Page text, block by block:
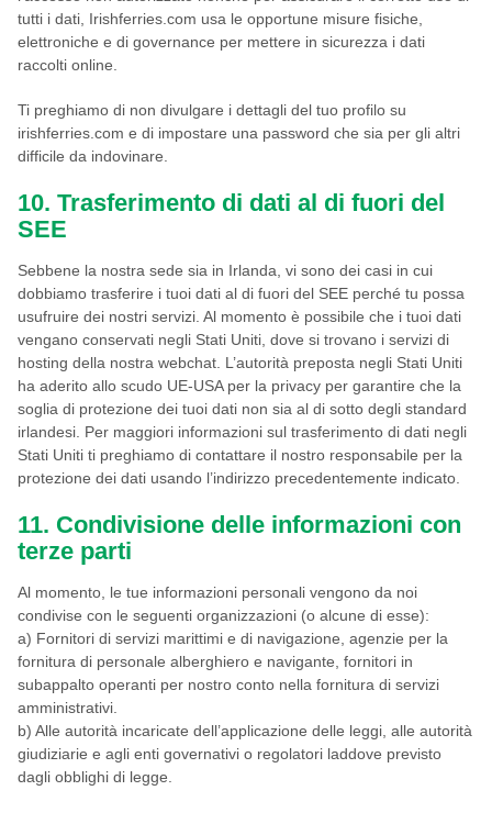
tutti i dati, Irishferries.com usa le opportune misure fisiche,
elettroniche e di governance per mettere in sicurezza i dati
raccolti online.
Ti preghiamo di non divulgare i dettagli del tuo profilo su
irishferries.com e di impostare una password che sia per gli altri
difficile da indovinare.
10. Trasferimento di dati al di fuori del
SEE
Sebbene la nostra sede sia in Irlanda, vi sono dei casi in cui
dobbiamo trasferire i tuoi dati al di fuori del SEE perché tu possa
usufruire dei nostri servizi. Al momento è possibile che i tuoi dati
vengano conservati negli Stati Uniti, dove si trovano i servizi di
hosting della nostra webchat. L’autorità preposta negli Stati Uniti
ha aderito allo scudo UE-USA per la privacy per garantire che la
soglia di protezione dei tuoi dati non sia al di sotto degli standard
irlandesi. Per maggiori informazioni sul trasferimento di dati negli
Stati Uniti ti preghiamo di contattare il nostro responsabile per la
protezione dei dati usando l’indirizzo precedentemente indicato.
11. Condivisione delle informazioni con
terze parti
Al momento, le tue informazioni personali vengono da noi
condivise con le seguenti organizzazioni (o alcune di esse):
a) Fornitori di servizi marittimi e di navigazione, agenzie per la
fornitura di personale alberghiero e navigante, fornitori in
subappalto operanti per nostro conto nella fornitura di servizi
amministrativi.
b) Alle autorità incaricate dell’applicazione delle leggi, alle autorità
giudiziarie e agli enti governativi o regolatori laddove previsto
dagli obblighi di legge.